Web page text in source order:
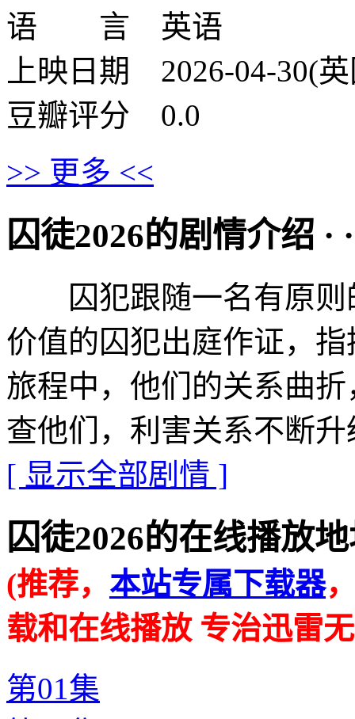
语 言 英语
上映日期 2026-04-30(
豆瓣评分 0.0
>> 更多 <<
囚徒2026的剧情介绍 · ·
囚犯跟随一名有原则
价值的囚犯出庭作证，
旅程中，他们的关系曲
查他们，利害关系不断升
[ 显示全部剧情 ]
囚徒2026的在线播放地
(推荐， 本站专属下载器
载和在线播放 专治迅雷
第01集